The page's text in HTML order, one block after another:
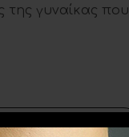
της γυναίκας που
τοevitanews.gr